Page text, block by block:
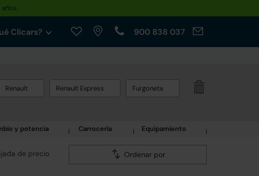
años
Clicars? 900 838 037
Renault Renault Express Furgoneta
y potencia Carrocería Equipamiento
de precio Ordenar por